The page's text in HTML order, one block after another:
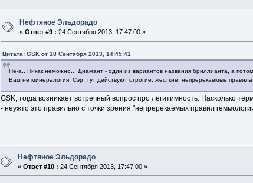
Нефтяное Эльдорадо
«Ответ #9 : 24 Сентября 2013, 17:47:00 »
Цитата: GSK от 18 Сентября 2013, 14:45:41
Не-а.. Никак неможно... Диамант - один из вариантов названия бриллианта, а
Вам не минералогия, Сэр, тут действуют строгие, жесткие, непререкаемые
GSK, тогда возникает встречный вопрос про легитимность. Насколько
- неужто это правильно с точки зрения "непререкаемых правил
Нефтяное Эльдорадо
«Ответ #10 : 24 Сентября 2013, 17:47:00 »